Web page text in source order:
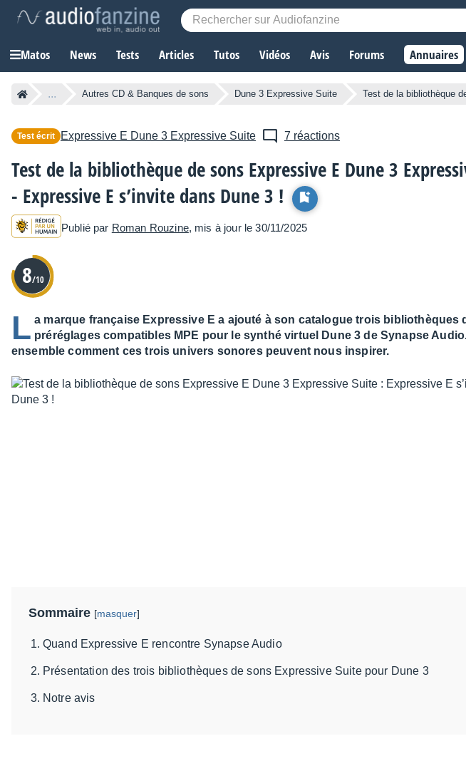
Matos News Tests Articles Tutos Vidéos Avis Forums Annuaires
... Autres CD & Banques de sons Dune 3 Expressive Suite Test de la bibliothèque
Test écrit Expressive E Dune 3 Expressive Suite 7 réactions
Test de la bibliothèque de sons Expressive E Dune 3
- Expressive E s’invite dans Dune 3 !
Publié par Roman Rouzine, mis à jour le 30/11/2025
8/10
L a marque française Expressive E a ajouté à son catalogue trois bibliothèques
préréglages compatibles MPE pour le synthé virtuel Dune 3 de Synapse
ensemble comment ces trois univers sonores peuvent nous inspirer.
Sommaire [masquer]
Quand Expressive E rencontre Synapse Audio
Présentation des trois bibliothèques de sons Expressive Suite pour Dune 3
Notre avis